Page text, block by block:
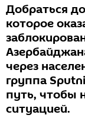
Добраться
которое
через
группа
путь, чтобы
ситуацией.